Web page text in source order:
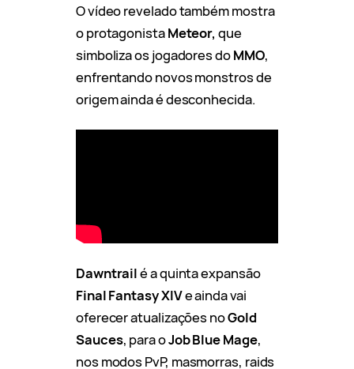
O vídeo revelado também mostra
o protagonistaMeteor, que
simboliza os jogadores doMMO,
enfrentando novos monstros de
origem ainda é desconhecida.
Dawntrailé a quinta expansão
Final Fantasy XIVe ainda vai
oferecer atualizações noGold
Sauces, para oJob Blue Mage,
nos modos PvP, masmorras, raids